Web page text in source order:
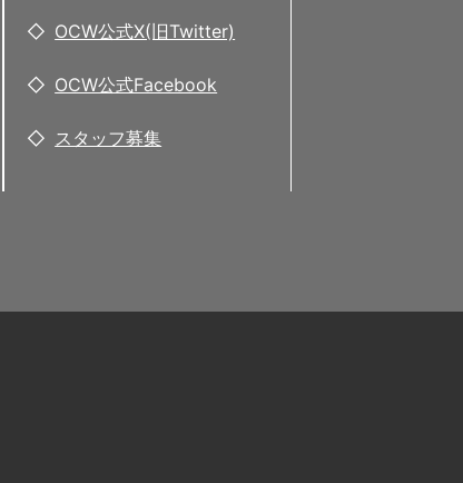
OCW公式X(旧Twitter)
OCW公式Facebook
スタッフ募集